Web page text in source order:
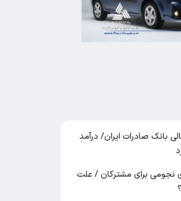
بانک صادرات ایران/ درآمد
برای مشترکان / علت